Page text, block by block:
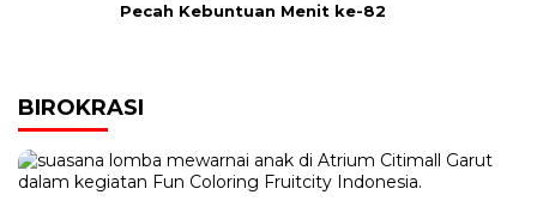
Pecah Kebuntuan Menit ke-82
BIROKRASI